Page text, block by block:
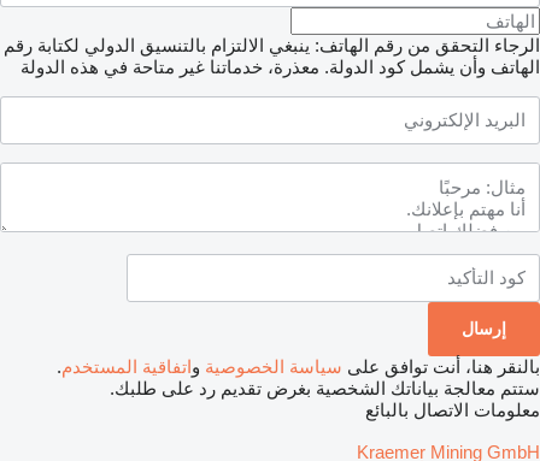
الرجاء التحقق من رقم الهاتف: ينبغي الالتزام بالتنسيق الدولي لكتابة رقم
الهاتف وأن يشمل كود الدولة. معذرة، خدماتنا غير متاحة في هذه الدولة
بالنقر هنا، أنت توافق على سياسة الخصوصية واتفاقية المستخدم.
ستتم معالجة بياناتك الشخصية بغرض تقديم رد على طلبك.
معلومات الاتصال بالبائع
Kraemer Mining GmbH